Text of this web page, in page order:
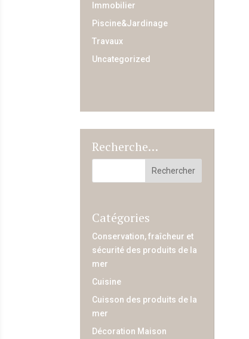
Immobilier
Piscine&Jardinage
Travaux
Uncategorized
Recherche…
Catégories
Conservation, fraîcheur et
sécurité des produits de la
mer
Cuisine
Cuisson des produits de la
mer
Décoration Maison